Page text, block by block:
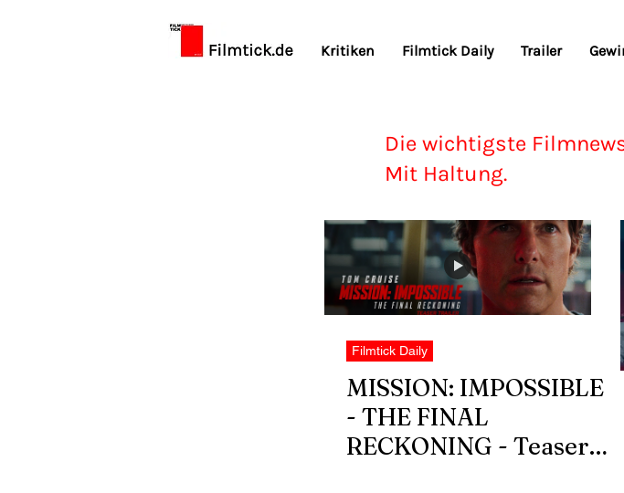
Kritiken Filmtick Daily Trailer
Die wichtigste
Mit Haltung.
Filmtick Daily
MISSION: IMPOSSIBLE
- THE FINAL
RECKONING - Teaser